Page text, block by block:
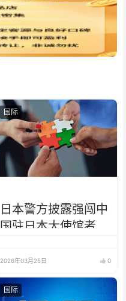
国际
日本警方披露强闯中
国驻日本大使馆者身
2026年03月25日 0
国际